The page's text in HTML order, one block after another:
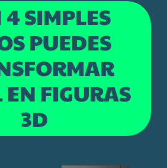
4 SIMPLES
PUEDES
EN FIGURAS
3D